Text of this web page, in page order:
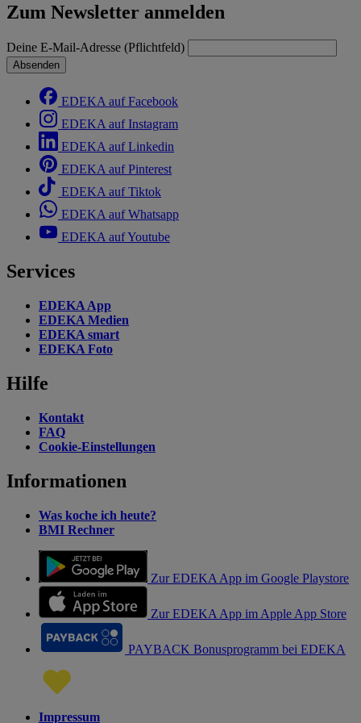
Zum Newsletter anmelden
Deine E-Mail-Adresse (Pflichtfeld)
Absenden
EDEKA auf Facebook
EDEKA auf Instagram
EDEKA auf Linkedin
EDEKA auf Pinterest
EDEKA auf Tiktok
EDEKA auf Whatsapp
EDEKA auf Youtube
Services
EDEKA App
EDEKA Medien
EDEKA smart
EDEKA Foto
Hilfe
Kontakt
FAQ
Cookie-Einstellungen
Informationen
Was koche ich heute?
BMI Rechner
Zur EDEKA App im Google Playstore
Zur EDEKA App im Apple App Store
PAYBACK Bonusprogramm bei EDEKA
Impressum